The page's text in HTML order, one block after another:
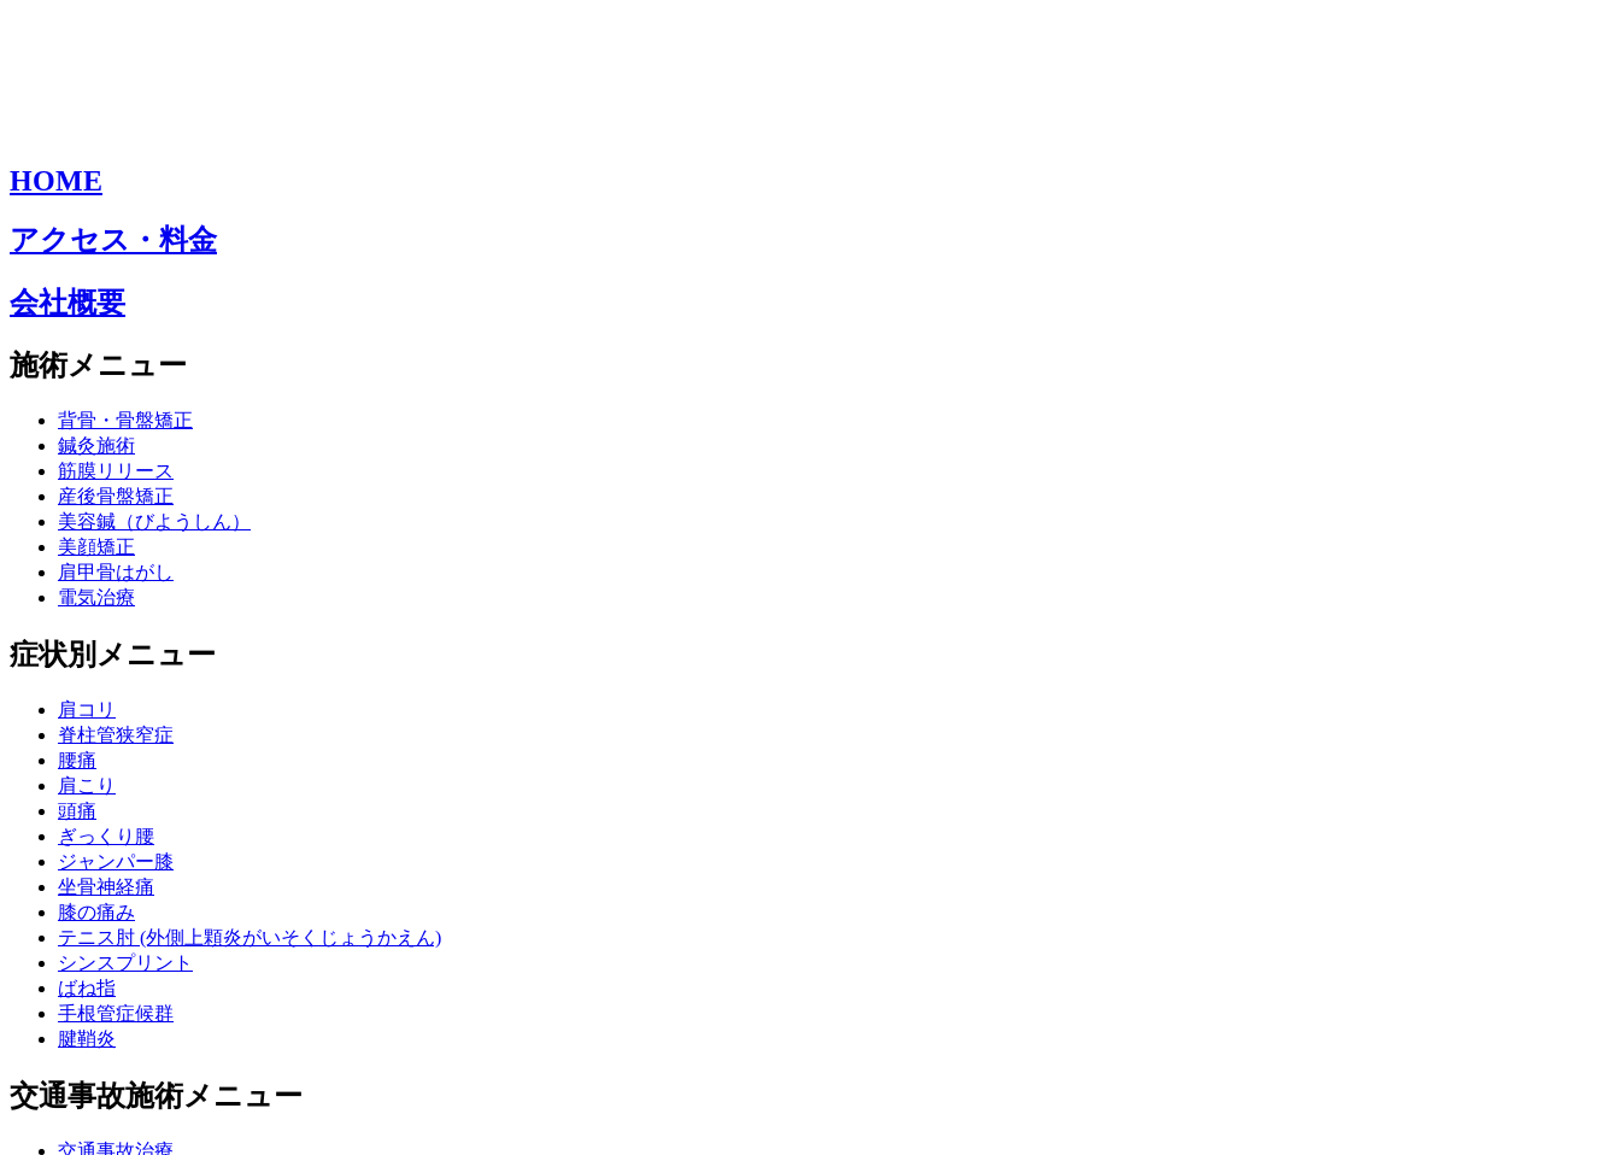
HOME
アクセス・料金
会社概要
施術メニュー
背骨・骨盤矯正
鍼灸施術
筋膜リリース
産後骨盤矯正
美容鍼（びようしん）
美顔矯正
肩甲骨はがし
電気治療
症状別メニュー
肩コリ
脊柱管狭窄症
腰痛
肩こり
頭痛
ぎっくり腰
ジャンパー膝
坐骨神経痛
膝の痛み
テニス肘 (外側上顆炎がいそくじょうかえん)
シンスプリント
ばね指
手根管症候群
腱鞘炎
交通事故施術メニュー
交通事故治療